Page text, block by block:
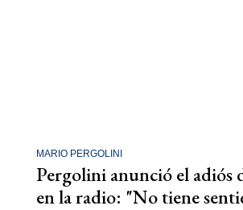
MARIO PERGOLINI
Pergolini anunció el adiós
en la radio: "No tiene